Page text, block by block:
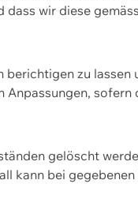
wir diese
zu
gelöscht
kann bei